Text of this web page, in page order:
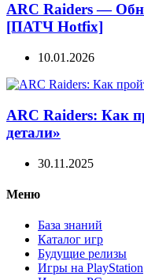
ARC Raiders —
[ПАТЧ Hotfix]
10.01.2026
ARC Raiders: Как
детали»
30.11.2025
Меню
База знаний
Каталог игр
Будущие релизы
Игры на PlayStation